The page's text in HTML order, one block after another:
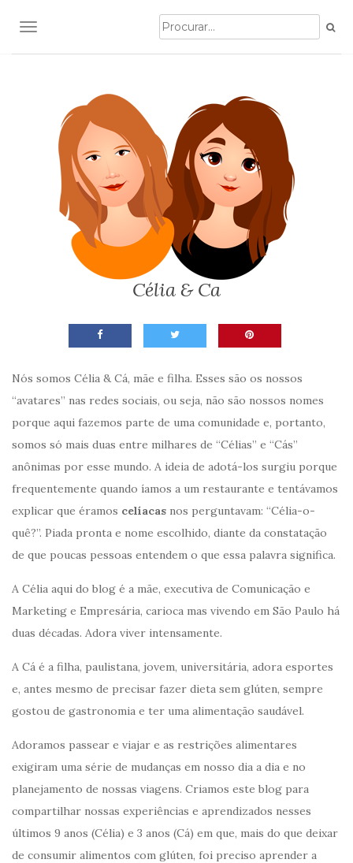
TOGGLE NAVIGATION
Célia & Ca
Nós somos Célia & Cá, mãe e filha. Esses são os nossos
“avatares” nas redes sociais, ou seja, não são nossos nomes
porque aqui fazemos parte de uma comunidade e, portanto,
somos só mais duas entre milhares de “Célias” e “Cás”
anônimas por esse mundo. A ideia de adotá-los surgiu porque
frequentemente quando íamos a um restaurante e tentávamos
explicar que éramos celíacas nos perguntavam: “Célia-o-
quê?”. Piada pronta e nome escolhido, diante da constatação
de que poucas pessoas entendem o que essa palavra significa.
A Célia aqui do blog é a mãe, executiva de Comunicação e
Marketing e Empresária, carioca mas vivendo em São Paulo há
duas décadas. Adora viver intensamente.
A Cá é a filha, paulistana, jovem, universitária, adora esportes
e, antes mesmo de precisar fazer dieta sem glúten, sempre
gostou de gastronomia e ter uma alimentação saudável.
Adoramos passear e viajar e as restrições alimentares
exigiram uma série de mudanças em nosso dia a dia e no
planejamento de nossas viagens. Criamos este blog para
compartilhar nossas experiências e aprendizados nesses
últimos 9 anos (Célia) e 3 anos (Cá) em que, mais do que deixar
de consumir alimentos com glúten, foi preciso aprender a